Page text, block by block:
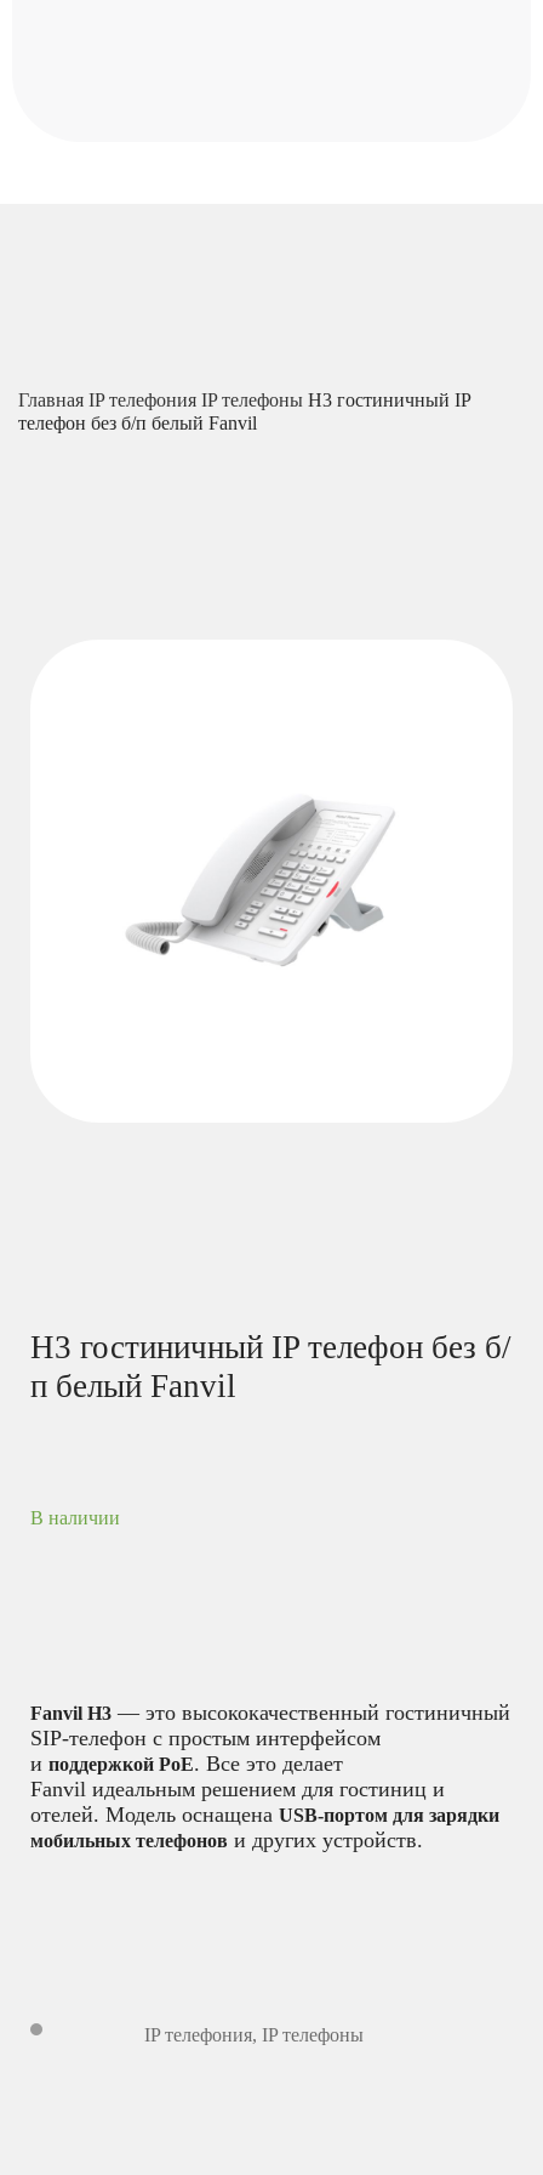
Главная IP телефония IP телефоны H3 гостиничный IP
телефон без б/п белый Fanvil
H3 гостиничный IP телефон без б/
п белый Fanvil
В наличии
Fanvil H3 — это высококачественный гостиничный
SIP-телефон с простым интерфейсом
и поддержкой PoE. Все это делает
Fanvil идеальным решением для гостиниц и
отелей. Модель оснащена USB-портом для зарядки
мобильных телефонов и других устройств.
IP телефония, IP телефоны